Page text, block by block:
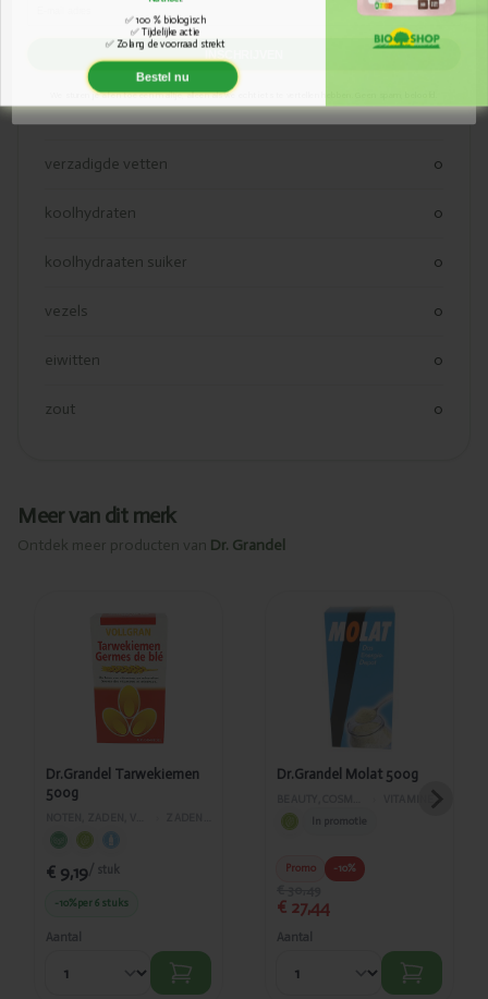
0
vetten 0
verzadigde vetten 0
koolhydraten 0
koolhydraaten suiker 0
vezels 0
eiwitten 0
zout 0
Meer van dit merk
Ontdek meer producten van Dr. Grandel
Toegevoegd
Dr.Grandel
Tarwekiemen
500g
Dr.Grandel Tarwekiemen
500g
€ 9,19/ stuk
-10%per 6 stuks
Aantal
Toegevoegd
Dr.Grandel
Molat 500g
Dr.Grandel Molat 500g
VITAMINES EN SUPPLEMENTEN
Promo -10%
€ 27,44
Aantal
We sturen je af en toe een mailtje, alleen als we echt iets te vertellen hebben. Geen spam, beloofd.
✅100 % biologisch
✅Tijdelijke actie
✅Zolang de voorraad strekt
Bestel nu